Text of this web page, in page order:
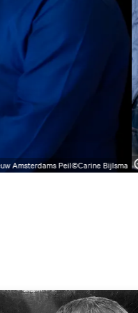
Amsterdams Peil©Carine Bijlsma